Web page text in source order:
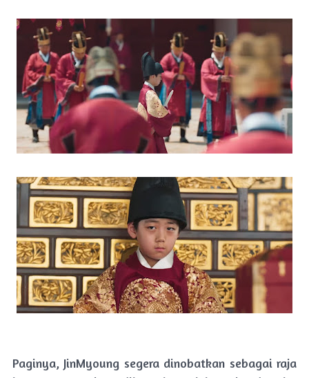
Paginya, JinMyoung segera dinobatkan sebagai raja